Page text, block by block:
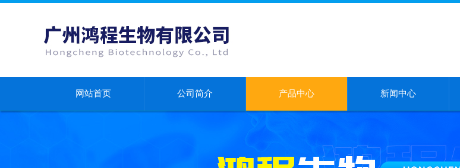
网站首页 公司简介 产品中心 新闻中心